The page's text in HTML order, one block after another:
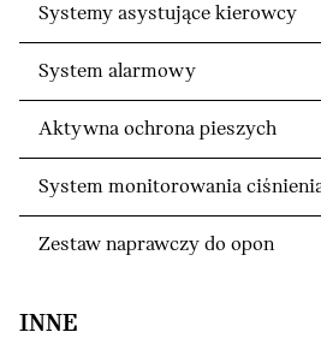
Systemy asystujące kierowcy
System alarmowy
Aktywna ochrona pieszych
System monitorowania
Zestaw naprawczy do opon
INNE